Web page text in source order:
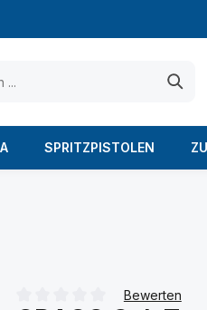
SPRITZPISTOLEN
Bewerten